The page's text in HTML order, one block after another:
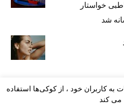
خواستار
شد
به کاربران خود ، از کوکی‌ها استفاده
می کند